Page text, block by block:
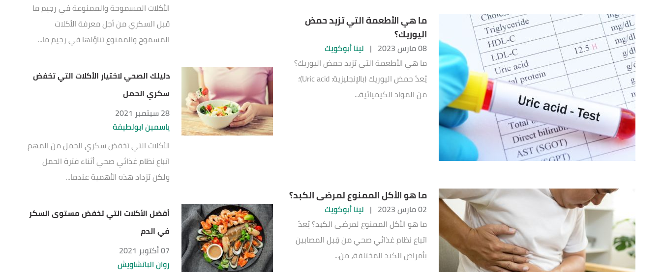
ما هي الأطعمة التي تزيد حمض
اليوريك؟
08 مارس 2023 | لينا أبوكويك
ما هي الأطعمة التي تزيد حمض اليوريك؟
يُعدّ حمض اليوريك (بالإنجليزية: Uric acid)؛
من المواد الكيميائية...
ما هو الأكل الممنوع لمرضى الكبد؟
02 مارس 2023 | لينا أبوكويك
ما هو الأكل الممنوع لمرضى الكبد؟ يُعدّ
اتباع نظام غذائي صحي من قِبل المصابين
بأمراض الكبد المختلفة، من...
الأكلات المسموحة والممنوعة في رجيم ما
قبل السكري من أجل معرفة الأكلات
المسموح والممنوع تناوُلها في رجيم ما...
دليلك الصحي لاختيار الأكلات التي تخفض
سكري الحمل
28 سبتمبر 2021
ياسمين ابولطيفة
الأكلات التي تخفض سكري الحمل من المهم
اتباع نظام غذائي صحي أثناء فترة الحمل
ولكن تزداد هذه الأهمية عندما...
أفضل الأكلات التي تخفض مستوى السكر
في الدم
07 أكتوبر 2021
روان الباتشاويش